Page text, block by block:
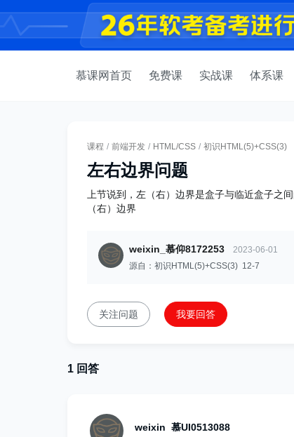
慕课网首页 免费课 实战课 体系课
课程 / 前端开发 / HTML/CSS / 初识HTML(5)+CSS(3)
左右边界问题
上节说到，左（右）边界是盒子与临近盒子之
（右）边界
weixin_慕仰8172253
2023-06-01
源自：初识HTML(5)+CSS(3) 12-7
关注问题 我要回答
1 回答
weixin_慕UI0513088